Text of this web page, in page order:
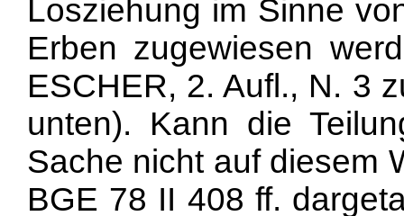
Losziehung im Sinne
Erben zugewiesen
ESCHER, 2. Aufl., N. 3
unten). Kann die
Sache nicht auf diesem
BGE 78 II 408 ff.